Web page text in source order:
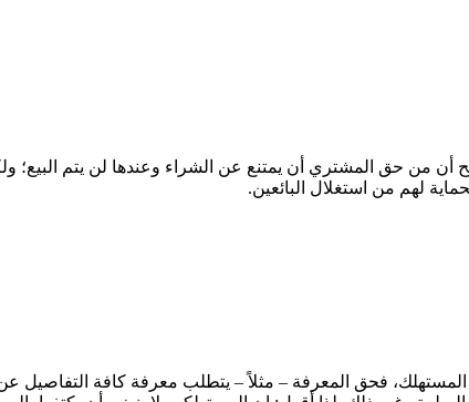
أن من حق المشتري أن يمتنع عن الشراء وعندها لن يتم البيع؛
لهم من استغلال البائعين.
فحق المعرفة – مثلاً – يتطلب معرفة كافة التفاصيل